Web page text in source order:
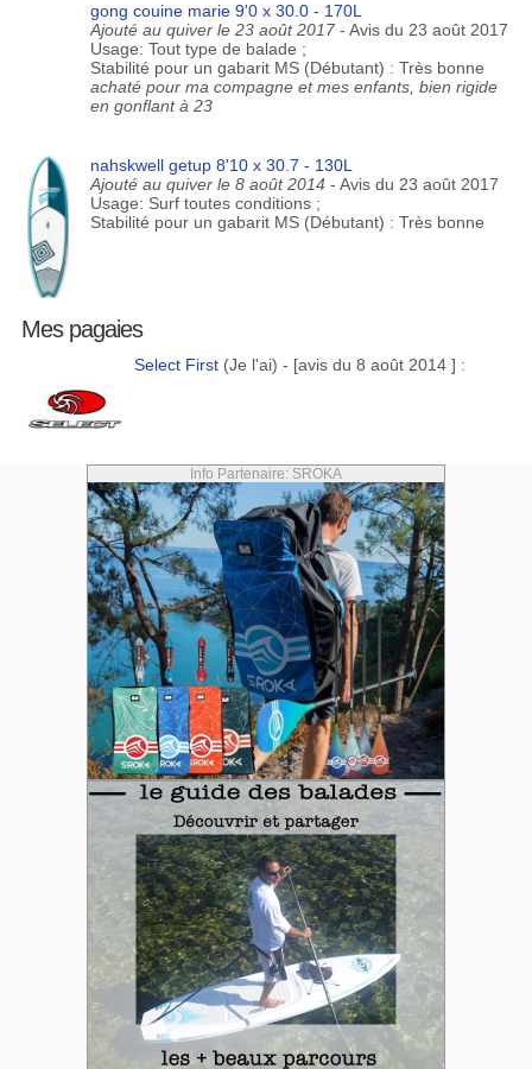
gong couine marie 9'0 x 30.0 - 170L
Ajouté au quiver le 23 août 2017 - Avis du 23 août 2017
Usage: Tout type de balade ;
Stabilité pour un gabarit MS (Débutant) : Très bonne
achaté pour ma compagne et mes enfants, bien rigide
en gonflant à 23
nahskwell getup 8'10 x 30.7 - 130L
Ajouté au quiver le 8 août 2014 - Avis du 23 août 2017
Usage: Surf toutes conditions ;
Stabilité pour un gabarit MS (Débutant) : Très bonne
Mes pagaies
Select First(Je l'ai) - [avis du 8 août 2014 ] :
Info Partenaire: SROKA